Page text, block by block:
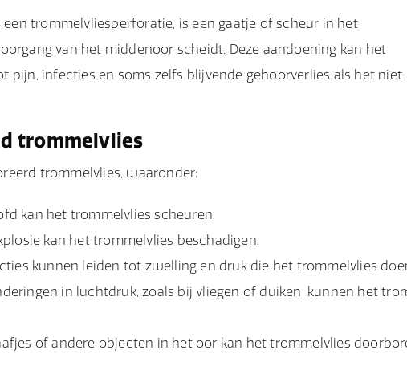
trommelvliesperforatie, is een gaatje of scheur in het
van het middenoor scheidt. Deze aandoening kan het
pijn, infecties en soms zelfs blijvende gehoorverlies als het niet
trommelvlies
trommelvlies, waaronder:
kan het trommelvlies scheuren.
kan het trommelvlies beschadigen.
kunnen leiden tot zwelling en druk die het trommelvlies
in luchtdruk, zoals bij vliegen of duiken, kunnen het
of andere objecten in het oor kan het trommelvlies